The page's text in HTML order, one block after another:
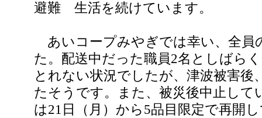
避難 生活を続けています。
あいコープみやぎでは幸い、全員
た。配送中だった職員2名としばら
とれない状況でしたが、津波被害後
たそうです。また、被災後中止して
は21日（月）から5品目限定で再開